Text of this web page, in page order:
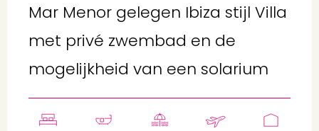
Mar Menor gelegen Ibiza stijl Villa
met privé zwembad en de
mogelijkheid van een solarium